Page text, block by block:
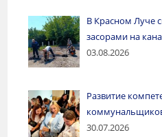
В Красном Луче
засорами на
03.08.2026
Развитие
30.07.2026